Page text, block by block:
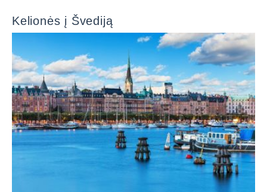
Kelionės į Švediją